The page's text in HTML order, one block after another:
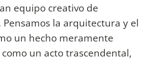
equipo creativo de
Pensamos la arquitectura y el
un hecho meramente
un acto trascendental,